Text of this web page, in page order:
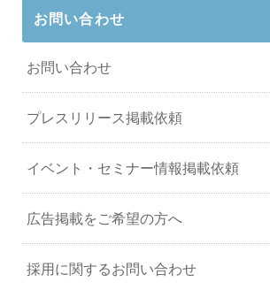
お問い合わせ
お問い合わせ
プレスリリース掲載依頼
イベント・セミナー情報掲載依頼
広告掲載をご希望の方へ
採用に関するお問い合わせ